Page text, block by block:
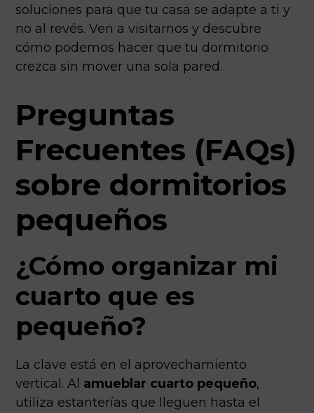
soluciones para que tu casa se adapte a ti y
no al revés. Ven a visitarnos y descubre
cómo podemos hacer que tu dormitorio
crezca sin mover una sola pared.
Preguntas
Frecuentes (FAQs)
sobre dormitorios
pequeños
¿Cómo organizar mi
cuarto que es
pequeño?
La clave está en el aprovechamiento
vertical. Al amueblar cuarto pequeño,
utiliza estanterías que lleguen hasta el